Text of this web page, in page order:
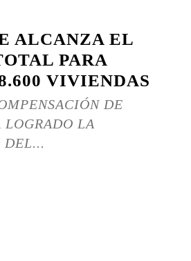
ALCANZA EL
PARA
VIVIENDAS
DE
LOGRADO LA
DEL...